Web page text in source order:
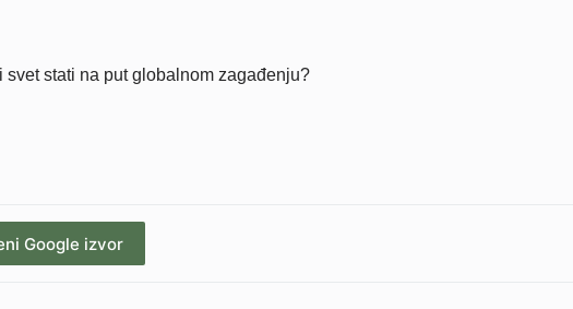
stati na put globalnom zagađenju?
Google izvor